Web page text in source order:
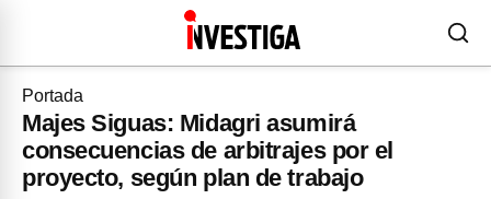
Portada
Majes Siguas: Midagri asumirá
consecuencias de arbitrajes por el
proyecto, según plan de trabajo